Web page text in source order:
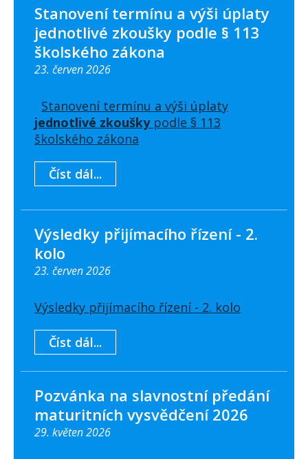
Stanovení termínu a výši úplaty
jednotlivé zkoušky podle § 113
školského zákona
23. červen 2026
Stanovení termínu a výši úplaty
jednotlivé zkouškypodle § 113
školského zákona
Číst dál...
Výsledky přijímacího řízení - 2.
kolo
23. červen 2026
Výsledky přijímacího řízení - 2. kolo
Číst dál...
Pozvánka na slavnostní předání
maturitních vysvědčení 2026
29. květen 2026